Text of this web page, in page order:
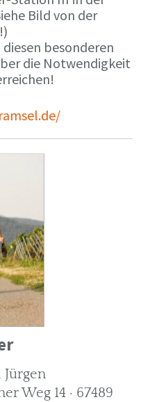
Bild von der
besonderen
die Notwendigkeit
Jürgen
Weg 14 · 67489